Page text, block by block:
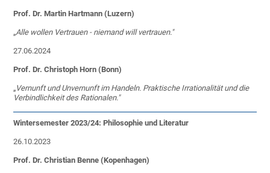
Prof. Dr. Martin Hartmann (Luzern)
„Alle wollen Vertrauen - niemand will vertrauen."
27.06.2024
Prof. Dr. Christoph Horn (Bonn)
„Vernunft und Unvernunft im Handeln. Praktische Irrationalität und die
Verbindlichkeit des Rationalen."
Wintersemester 2023/24: Philosophie und Literatur
26.10.2023
Prof. Dr. Christian Benne (Kopenhagen)